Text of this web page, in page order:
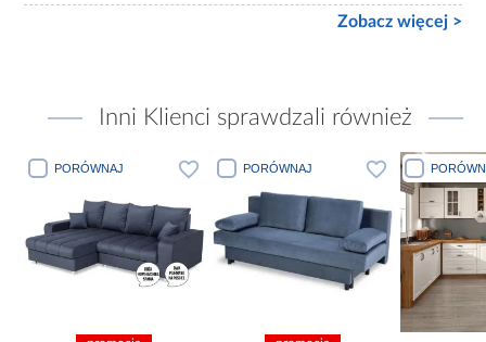
Zobacz więcej >
Inni Klienci sprawdzali również
PORÓWNAJ PORÓWNAJ